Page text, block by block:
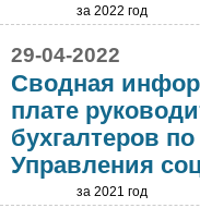
за 2022 год
29-04-2022
Сводная
плате
бухгалтеров
Управления
за 2021 год